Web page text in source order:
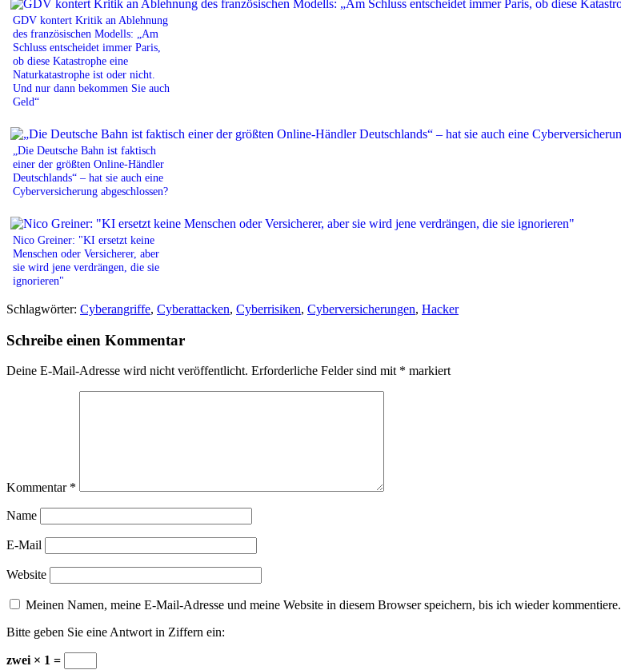
GDV kontert Kritik an Ablehnung
des französischen Modells: „Am
Schluss entscheidet immer Paris,
ob diese Katastrophe eine
Naturkatastrophe ist oder nicht.
Und nur dann bekommen Sie auch
Geld“
„Die Deutsche Bahn ist faktisch
einer der größten Online-Händler
Deutschlands“ – hat sie auch eine
Cyberversicherung abgeschlossen?
Nico Greiner: "KI ersetzt keine
Menschen oder Versicherer, aber
sie wird jene verdrängen, die sie
ignorieren"
Schlagwörter: Cyberangriffe, Cyberattacken, Cyberrisiken, Cyberversicherungen, Hacker
Schreibe einen Kommentar
Deine E-Mail-Adresse wird nicht veröffentlicht. Erforderliche Felder sind mit * markiert
Kommentar *
Name
E-Mail
Website
Meinen Namen, meine E-Mail-Adresse und meine Website in diesem Browser speichern, bis ich wieder kommentiere.
Bitte geben Sie eine Antwort in Ziffern ein:
zwei × 1 =